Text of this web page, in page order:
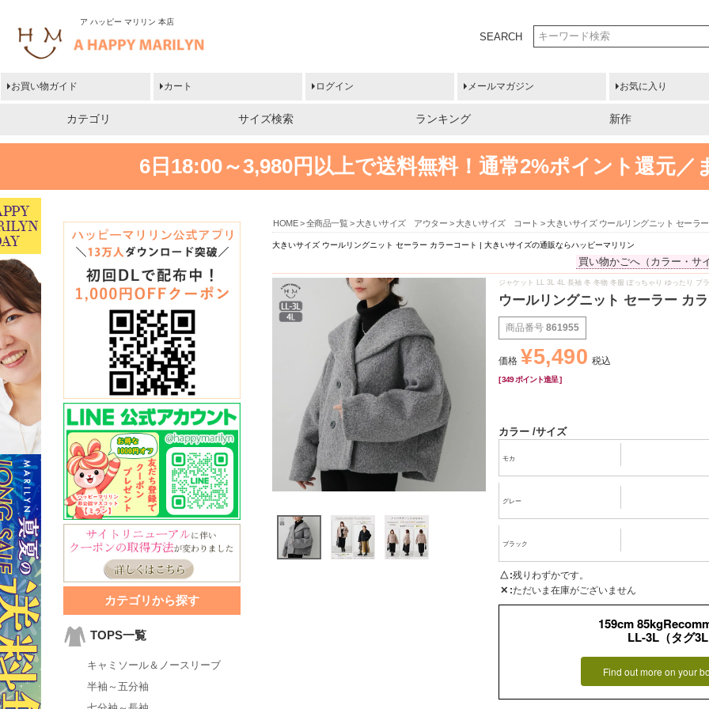
ア ハッピー マリリン 本店
SEARCH
お買い物ガイド カート ログイン メールマガジン お気に入り
カテゴリ サイズ検索 ランキング 新作
6日18:00～3,980円以上で送料無料！ 通常2%ポイント還元／
カテゴリから探す
TOPS一覧
キャミソール＆ノースリーブ
半袖～五分袖
HOME 全商品一覧 大きいサイズ アウター 大きいサイズ コート 大きいサイズ ウールリングニット セーラ
大きいサイズ ウールリングニット セーラー カラーコート | 大きいサイズの通販ならハッピーマリリン
買い物かごへ（カラー・サ
ジャケット LL 3L 4L 長袖 冬 冬物 冬服 ぽっちゃり ゆったり プ
ウールリングニット セーラー カ
商品番号 861955
価格 ¥5,490 税込
[349 ポイント進呈 ]
カラー サイズ
モカ
グレー
ブラック
△ 残りわずかです。
✕ ただいま在庫がございません
159cm
LL-3L（タグ3L
Find out more on your